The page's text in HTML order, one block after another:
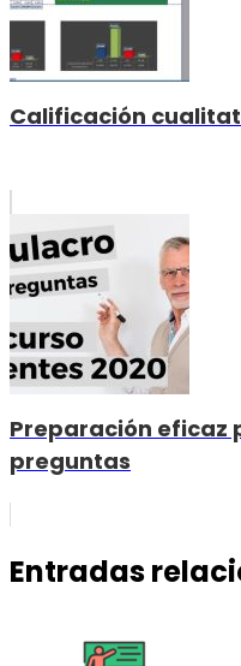
Calificación
Preparación eficaz
preguntas
Entradas